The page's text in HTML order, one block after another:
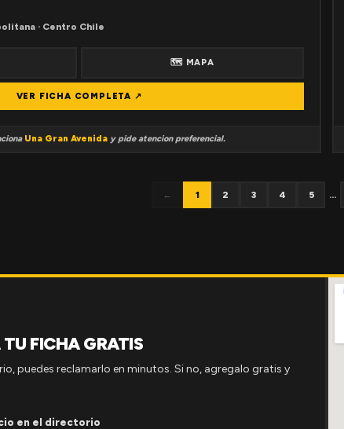
· Centro Chile
🗺 MAPA
VER FICHA COMPLETA ↗
Una Gran Avenida y pide atencion preferencial.
← 1 2 3 4 5 ...
FICHA GRATIS
puedes reclamarlo en minutos. Si no, agregalo gratis y
en el directorio